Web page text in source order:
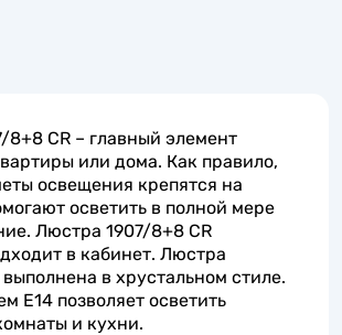
8+8 CR – главный элемент
или дома. Как правило,
освещения крепятся на
осветить в полной мере
Люстра 1907/8+8 CR
в кабинет. Люстра
в хрустальном стиле.
E14 позволяет осветить
и кухни.